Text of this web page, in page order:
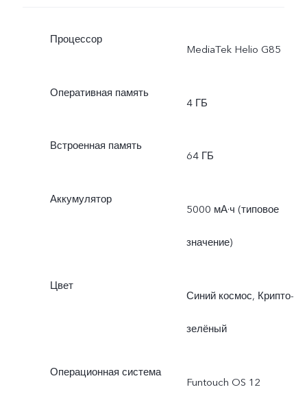
Процессор
MediaTek Helio G85
Оперативная память
4 ГБ
Встроенная память
64 ГБ
Аккумулятор
5000 мА·ч (типовое
значение)
Цвет
Синий космос, Крипто-
зелёный
Операционная система
Funtouch OS 12